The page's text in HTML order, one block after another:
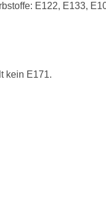
E122, E133,
kein E171.